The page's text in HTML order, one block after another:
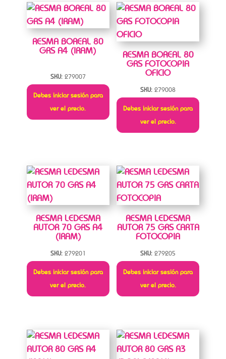
RESMA BOREAL 80
GRS A4 (IRAM)
SKU: 279007
Debes iniciar sesión para
ver el precio.
RESMA BOREAL 80
GRS FOTOCOPIA
OFICIO
SKU: 279008
Debes iniciar sesión para
ver el precio.
RESMA LEDESMA
AUTOR 70 GRS A4
(IRAM)
SKU: 279201
Debes iniciar sesión para
ver el precio.
RESMA LEDESMA
AUTOR 75 GRS CARTA
FOTOCOPIA
SKU: 279205
Debes iniciar sesión para
ver el precio.